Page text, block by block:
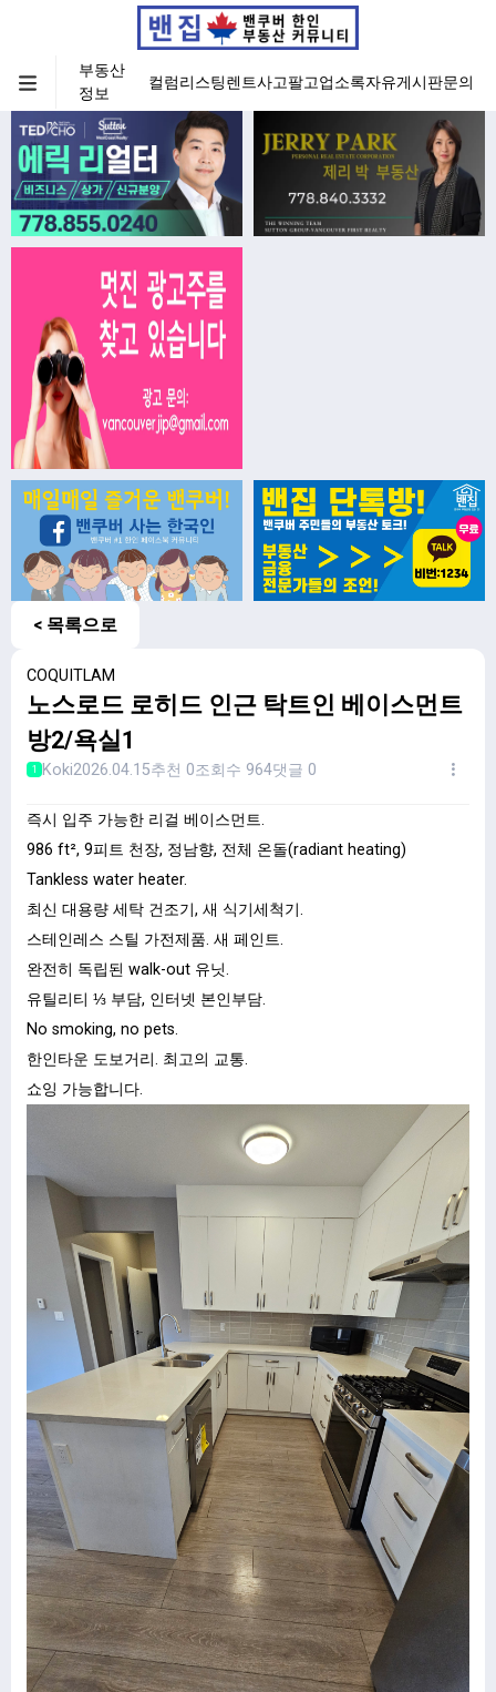
부동산
정보
컬럼리스팅렌트사고팔고업소록자유게시판문의
< 목록으로
COQUITLAM
노스로드 로히드 인근 탁트인 베이스먼트
방2/욕실1
1 Koki2026.04.15추천 0조회수 964댓글 0
즉시 입주 가능한 리걸 베이스먼트.
986 ft², 9피트 천장, 정남향, 전체 온돌(radiant heating)
Tankless water heater.
최신 대용량 세탁 건조기, 새 식기세척기.
스테인레스 스틸 가전제품. 새 페인트.
완전히 독립된 walk-out 유닛.
유틸리티 ⅓ 부담, 인터넷 본인부담.
No smoking, no pets.
한인타운 도보거리. 최고의 교통.
쇼잉 가능합니다.